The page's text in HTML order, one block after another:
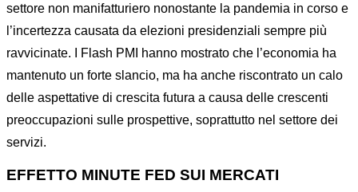
settore non manifatturiero nonostante la pandemia in corso e
l’incertezza causata da elezioni presidenziali sempre più
ravvicinate. I Flash PMI hanno mostrato che l’economia ha
mantenuto un forte slancio, ma ha anche riscontrato un calo
delle aspettative di crescita futura a causa delle crescenti
preoccupazioni sulle prospettive, soprattutto nel settore dei
servizi.
EFFETTO MINUTE FED SUI MERCATI